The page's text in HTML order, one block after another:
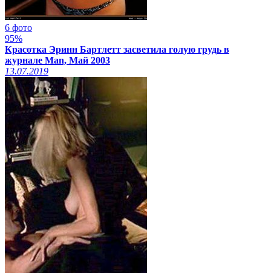
6 фото
95%
Красотка Эринн Бартлетт засветила голую грудь в
журнале Man, Май 2003
13.07.2019